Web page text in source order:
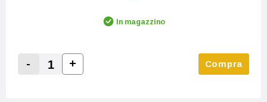
In magazzino
Decrease Quantity:
-
Increase Quantity:
+ Compra